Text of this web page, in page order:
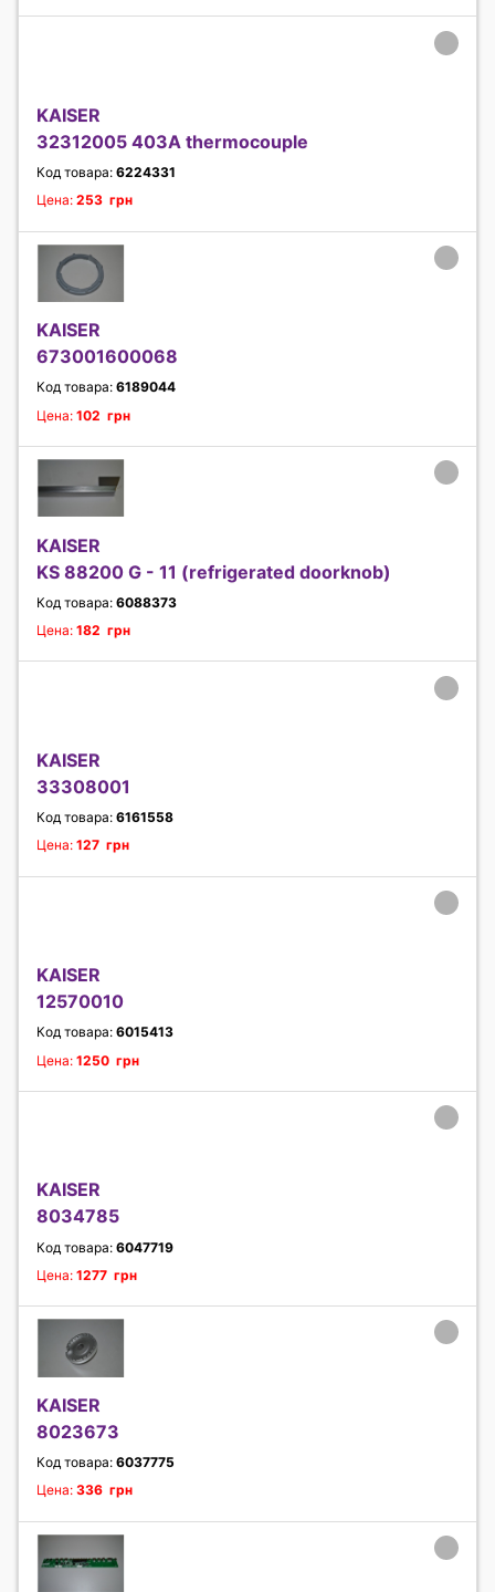
KAISER
32312005 403A thermocouple
Код товара: 6224331
Цена: 253 грн
KAISER
673001600068
Код товара: 6189044
Цена: 102 грн
KAISER
KS 88200 G - 11 (refrigerated doorknob)
Код товара: 6088373
Цена: 182 грн
KAISER
33308001
Код товара: 6161558
Цена: 127 грн
KAISER
12570010
Код товара: 6015413
Цена: 1250 грн
KAISER
8034785
Код товара: 6047719
Цена: 1277 грн
KAISER
8023673
Код товара: 6037775
Цена: 336 грн